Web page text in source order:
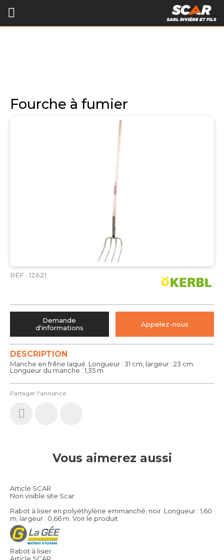
Fourche à fumier
RÉF : 12621
Partager l'annonce
DESCRIPTION
Manche en frêne laqué. Longueur : 31 cm, largeur : 23 cm.
Longueur du manche : 1,35 m.
Demande
d'informations
Appelez-nous
Vous aimerez aussi
Article SCAR
Non visible site Scar
Rabot à lisier en polyéthylène emmanché, noir. Longueur : 1,60
m, largeur : 0,66 m. Voir le produit
Rabot à lisier
Article SCAR